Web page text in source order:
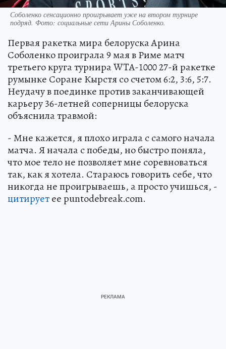
Соболенко сенсационно проигрывает уже на втором турнире
подряд. Фото: социальные сети Арины Соболенко.
Первая ракетка мира белоруска Арина
Соболенко проиграла 9 мая в Риме матч
третьего круга турнира WTA-1000 27-й ракетке
румынке Соране Кырстя со счетом 6:2, 3:6, 5:7.
Неудачу в поединке против заканчивающей
карьеру 36-летней соперницы белоруска
объяснила травмой:
- Мне кажется, я плохо играла с самого начала
матча. Я начала с победы, но быстро поняла,
что мое тело не позволяет мне соревноваться
так, как я хотела. Стараюсь говорить себе, что
никогда не проигрываешь, а просто учишься, -
цитируетее puntodebreak.com.